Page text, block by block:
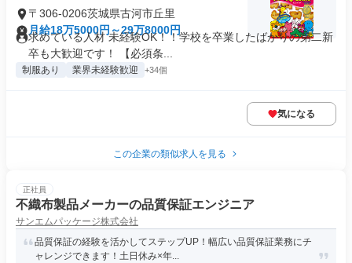
〒306-0206茨城県古河市丘里
月給18万5000円～29万8000円
求めている人材 未経験OK！！学校を卒業したばかりの第二新
卒も大歓迎です！ 【必須条...
制服あり 業界未経験歓迎 +34個
気になる
この企業の類似求人を見る
正社員
不織布製品メーカーの品質保証エンジニア
サンエムパッケージ株式会社
品質保証の経験を活かしてステップUP！幅広い品質保証業務にチ
ャレンジできます！土日休み×年...